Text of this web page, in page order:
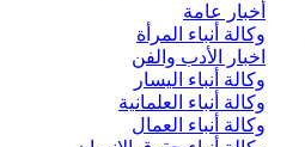
أخبار عامة
وكالة أنباء المرأة
اخبار الأدب والفن
وكالة أنباء اليسار
وكالة أنباء العلمانية
وكالة أنباء العمال